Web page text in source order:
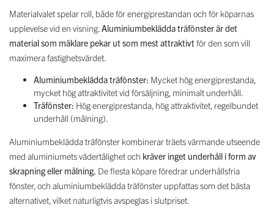
Materialvalet spelar roll, både för energiprestandan och för köparnas
upplevelse vid en visning.Aluminiumbeklädda träfönster är det
material som mäklare pekar ut som mest attraktivtför den som vill
maximera fastighetsvärdet.
Aluminiumbeklädda träfönster: Mycket hög energiprestanda,
mycket hög attraktivitet vid försäljning, minimalt underhåll.
Träfönster: Hög energiprestanda, hög attraktivitet, regelbundet
underhåll (målning).
Aluminiumbeklädda träfönster kombinerar träets värmande utseende
med aluminiumets vädertålighet och kräver inget underhåll i form av
skrapning eller målning. De flesta köpare föredrar underhållsfria
fönster, och aluminiumbeklädda träfönster uppfattas som det bästa
alternativet, vilket naturligtvis avspeglas i slutpriset.